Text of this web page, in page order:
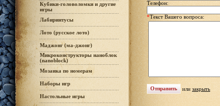
Кубики-головоломки и другие
игры
Лабиринтусы
Лото (русское лото)
Маджонг (ма-джонг)
Микроконструкторы наноблок
(nanoblock)
Мозаика по номерам
Наборы игр
Настольные игры
Телефон:
*Текст Вашего вопроса:
или закрыть